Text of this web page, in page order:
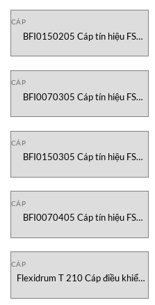
CÁP
BFI0150205 Cáp tín hiệu FS
CÁP
BFI0070305 Cáp tín hiệu FS
CÁP
BFI0150305 Cáp tín hiệu FS
CÁP
BFI0070405 Cáp tín hiệu FS
CÁP
Flexidrum T 210 Cáp điều khiển